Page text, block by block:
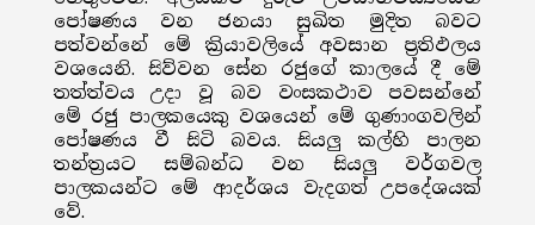
පෝෂණය වන ජනයා සුඛිත මුදිත බවට
පත්වන්නේ මේ ක්‍රියාවලියේ අවසාන ප්‍රතිඵලය
වශයෙනි. සිව්වන සේන රජුගේ කාලයේ දී මේ
තත්ත්වය උදා වූ බව වංසකථාව පවසන්නේ
මේ රජු පාලකයෙකු වශයෙන් මේ ගුණාංගවලින්
පෝෂණය වී සිටි බවය. සියලු කල්හි පාලන
තන්ත්‍රයට සම්බන්ධ වන සියලු වර්ගවල
පාලකයන්ට මේ ආදර්ශය වැදගත් උපදේශයක්
වේ.